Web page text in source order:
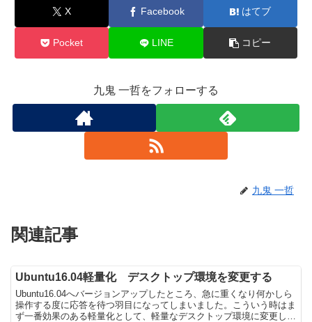
X Facebook はてブ
Pocket LINE コピー
九鬼 一哲をフォローする
九鬼 一哲
関連記事
Ubuntu16.04軽量化 デスクトップ環境を変更する
Ubuntu16.04へバージョンアップしたところ、急に重くなり何かしら
操作する度に応答を待つ羽目になってしまいました。こういう時はま
ず一番効果のある軽量化として、軽量なデスクトップ環境に変更して